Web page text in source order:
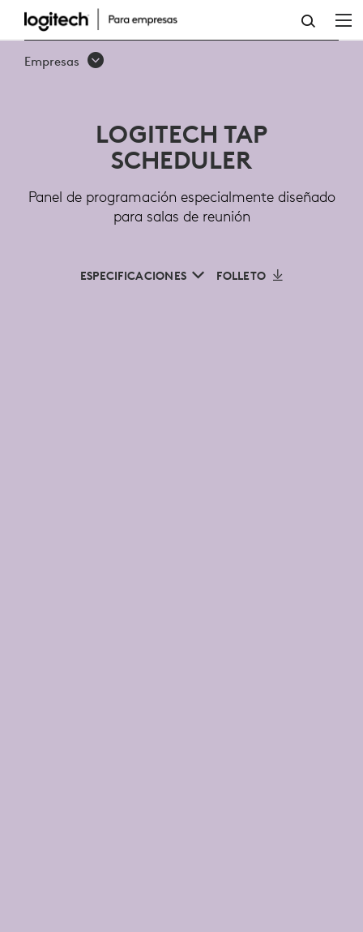
LOGITECH
TAP
REUNIÓN
Empresas
LOGITECH TAP
SCHEDULER
Panel de programación especialmente diseñado
para salas de reunión
ESPECIFICACIONES FOLLETO